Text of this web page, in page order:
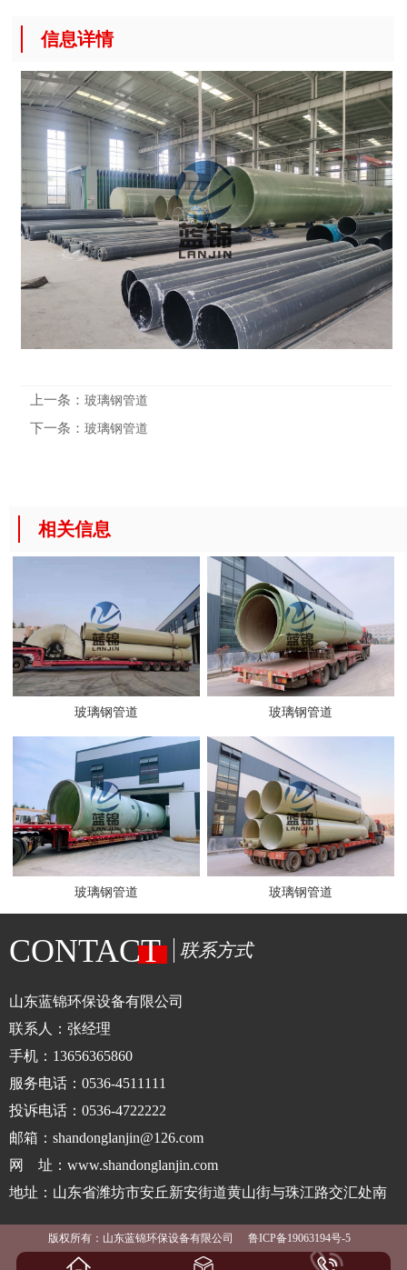
信息详情
上一条：玻璃钢管道
下一条：玻璃钢管道
相关信息
玻璃钢管道 玻璃钢管道
玻璃钢管道 玻璃钢管道
CONTACT 联系方式
山东蓝锦环保设备有限公司
联系人：张经理
手机：13656365860
服务电话：0536-4511111
投诉电话：0536-4722222
邮箱：shandonglanjin@126.com
网 址：www.shandonglanjin.com
地址：山东省潍坊市安丘新安街道黄山街与珠江路交汇处南
版权所有：山东蓝锦环保设备有限公司 鲁ICP备19063194号-5